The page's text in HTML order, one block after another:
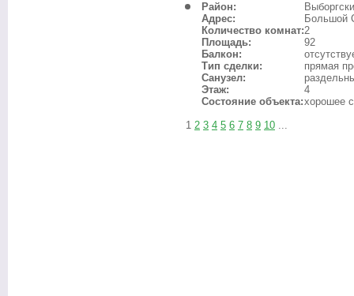
Район:
Адрес:
Большой
Количество комнат:2
Площадь:
92
Балкон:
Тип сделки:
прямая
Санузел:
Этаж:
4
Состояние объекта:хорошее
1 2 3 4 5 6 7 8 9 10 ...